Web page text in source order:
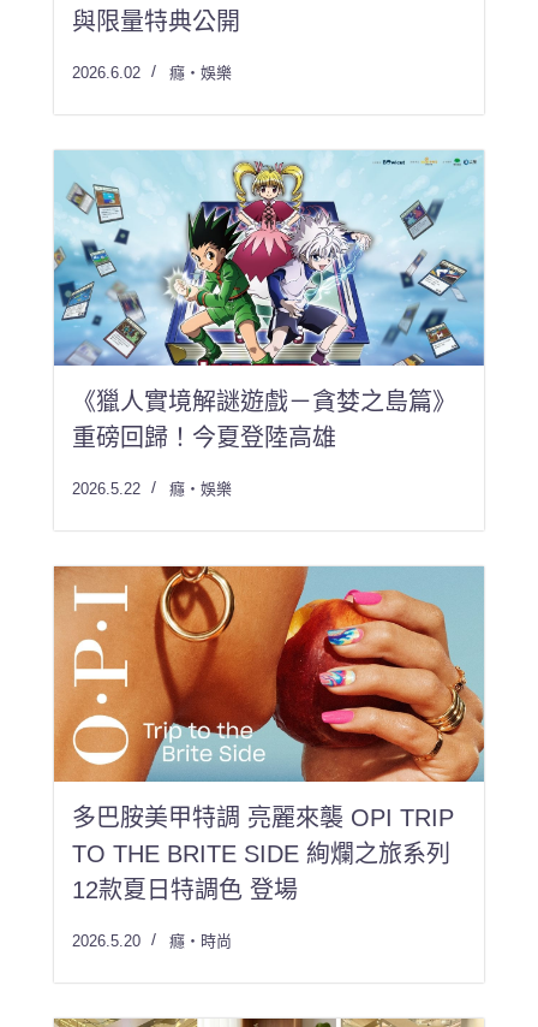
與限量特典公開
2026.6.02 癮・娛樂
《獵人實境解謎遊戲－貪婪之島篇》
重磅回歸！今夏登陸高雄
2026.5.22 癮・娛樂
多巴胺美甲特調 亮麗來襲 OPI TRIP
TO THE BRITE SIDE 絢爛之旅系列
12款夏日特調色 登場
2026.5.20 癮・時尚